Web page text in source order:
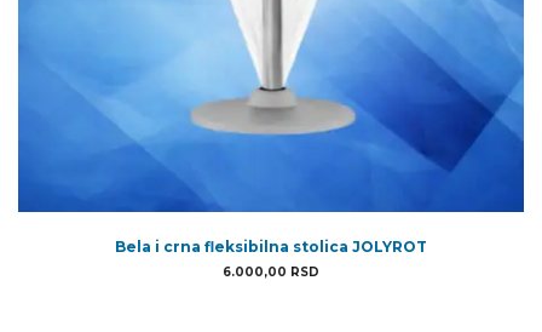
Bela i crna fleksibilna stolica JOLYROT
6.000,00 RSD